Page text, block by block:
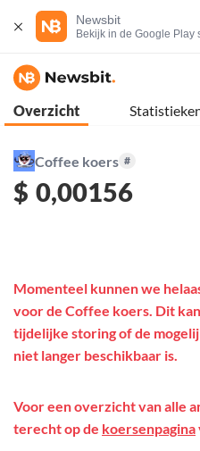
Newsbit
Bekijk in de Google Play
Overzicht
Coffee koers #
$ 0,00156
Momenteel kunnen we
voor de Coffee koers. Dit
tijdelijke storing of de
niet langer beschikbaar is.
Voor een overzicht van alle
terecht op de koersenpagina